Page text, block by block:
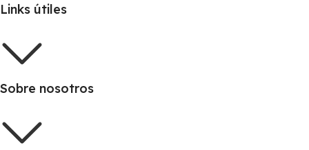
Links útiles
Sobre nosotros